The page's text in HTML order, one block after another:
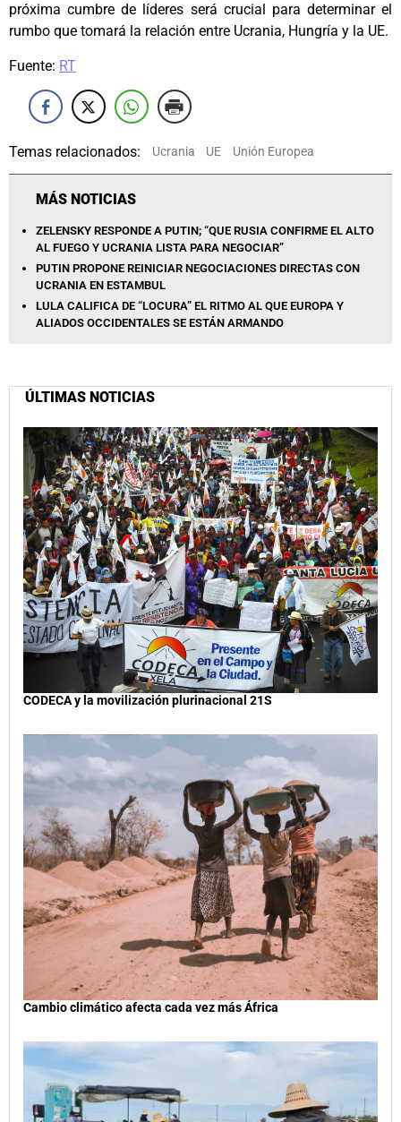
próxima cumbre de líderes será crucial para determinar el
rumbo que tomará la relación entre Ucrania, Hungría y la UE.
Fuente: RT
Temas relacionados: Ucrania UE Unión Europea
MÁS NOTICIAS
ZELENSKY RESPONDE A PUTIN; “QUE RUSIA CONFIRME EL ALTO
AL FUEGO Y UCRANIA LISTA PARA NEGOCIAR”
PUTIN PROPONE REINICIAR NEGOCIACIONES DIRECTAS CON
UCRANIA EN ESTAMBUL
LULA CALIFICA DE “LOCURA” EL RITMO AL QUE EUROPA Y
ALIADOS OCCIDENTALES SE ESTÁN ARMANDO
ÚLTIMAS NOTICIAS
CODECA y la movilización plurinacional 21S
Cambio climático afecta cada vez más África